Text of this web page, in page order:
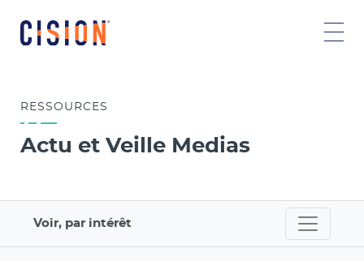
RESSOURCES
Actu et Veille Medias
Voir, par intérêt